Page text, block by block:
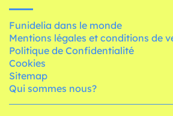
Funidelia dans le monde
Mentions légales et conditions de
Politique de Confidentialité
Cookies
Sitemap
Qui sommes nous?